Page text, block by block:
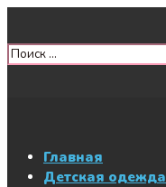
Главная
Детская одежда